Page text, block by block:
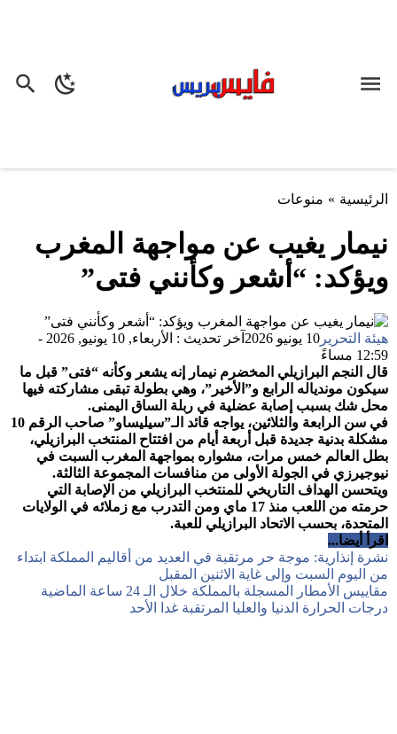
الرئيسية » منوعات
نيمار يغيب عن مواجهة المغرب
ويؤكد: “أشعر وكأنني فتى”
هيئة التحرير 10 يونيو 2026
آخر تحديث : الأربعاء, 10 يونيو, 2026 -
12:59 مساءً
قال النجم البرازيلي المخضرم نيمار إنه يشعر وكأنه “فتى” قبل ما
سيكون موندياله الرابع و”الأخير”، وهي بطولة تبقى مشاركته فيها
محل شك بسبب إصابة عضلية في ربلة الساق اليمنى.
في سن الرابعة والثلاثين، يواجه قائد الـ”سيليساو” صاحب الرقم 10
مشكلة بدنية جديدة قبل أربعة أيام من افتتاح المنتخب البرازيلي،
بطل العالم خمس مرات، مشواره بمواجهة المغرب السبت في
نيوجيرزي في الجولة الأولى من منافسات المجموعة الثالثة.
ويتحسن الهداف التاريخي للمنتخب البرازيلي من الإصابة التي
حرمته من اللعب منذ 17 ماي ومن التدرب مع زملائه في الولايات
المتحدة، بحسب الاتحاد البرازيلي للعبة.
اقرأ أيضا...
نشرة إنذارية: موجة حر مرتقبة في العديد من أقاليم المملكة ابتداء
من اليوم السبت وإلى غاية الاثنين المقبل
مقاييس الأمطار المسجلة بالمملكة خلال الـ 24 ساعة الماضية
درجات الحرارة الدنيا والعليا المرتقبة غدا الأحد